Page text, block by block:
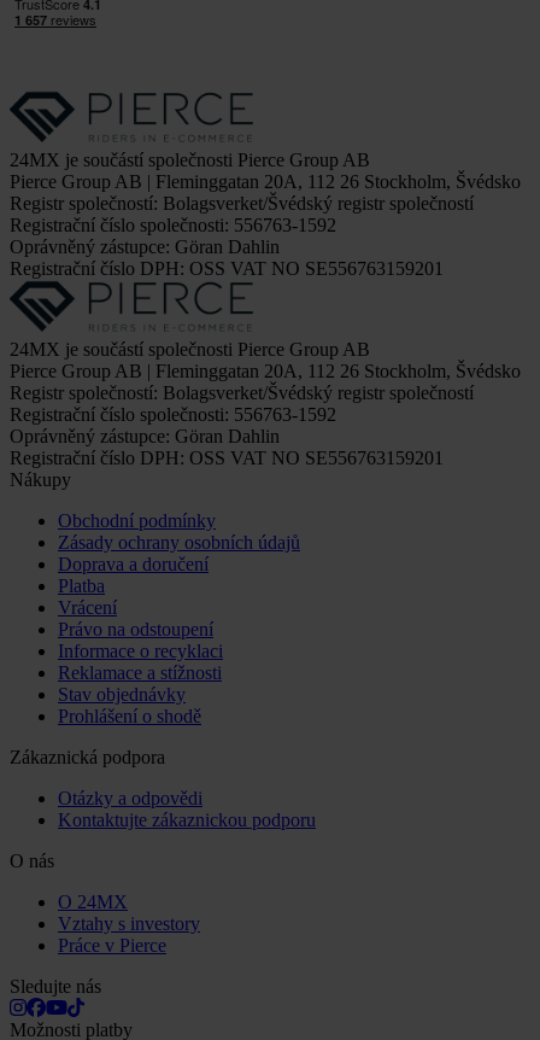
24MX je součástí společnosti Pierce Group AB
Pierce Group AB | Fleminggatan 20A, 112 26 Stockholm, Švédsko
Registr společností: Bolagsverket/Švédský registr společností
Registrační číslo společnosti: 556763-1592
Oprávněný zástupce: Göran Dahlin
Registrační číslo DPH: OSS VAT NO SE556763159201
24MX je součástí společnosti Pierce Group AB
Pierce Group AB | Fleminggatan 20A, 112 26 Stockholm, Švédsko
Registr společností: Bolagsverket/Švédský registr společností
Registrační číslo společnosti: 556763-1592
Oprávněný zástupce: Göran Dahlin
Registrační číslo DPH: OSS VAT NO SE556763159201
Nákupy
Obchodní podmínky
Zásady ochrany osobních údajů
Doprava a doručení
Platba
Vrácení
Právo na odstoupení
Informace o recyklaci
Reklamace a stížnosti
Stav objednávky
Prohlášení o shodě
Zákaznická podpora
Otázky a odpovědi
Kontaktujte zákaznickou podporu
O nás
O 24MX
Vztahy s investory
Práce v Pierce
Sledujte nás
Možnosti platby